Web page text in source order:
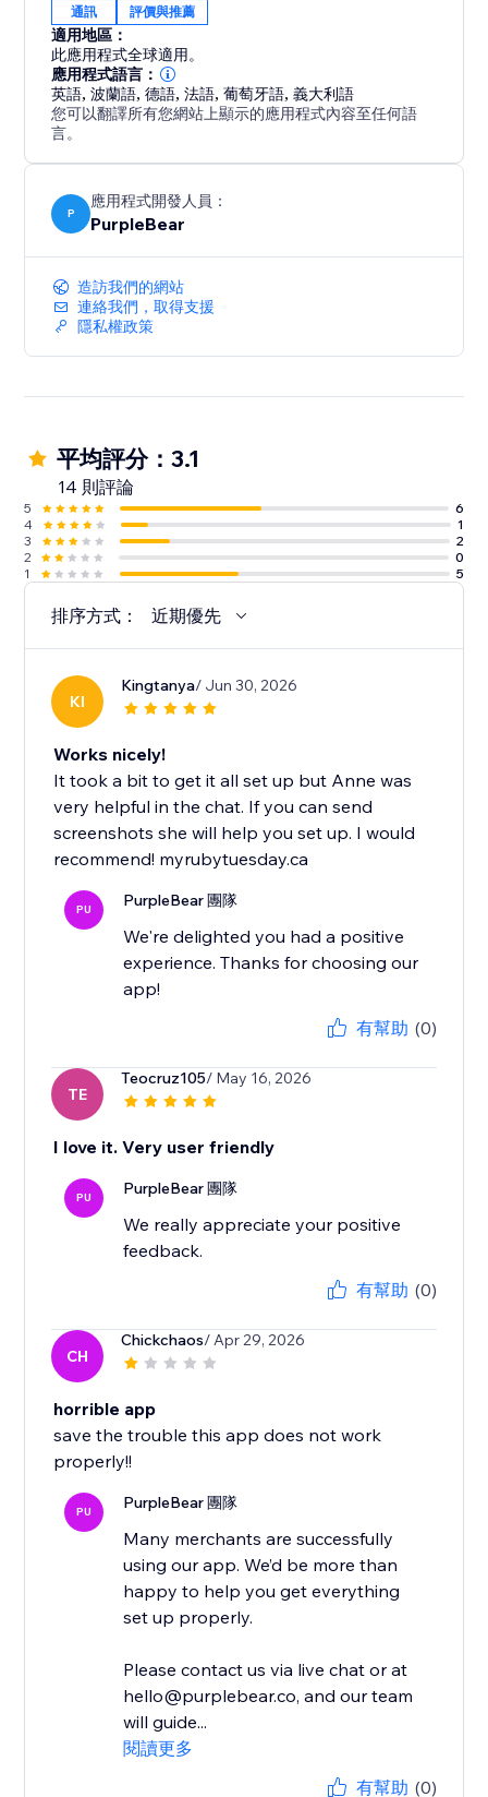
通訊 評價與推薦
適用地區：
此應用程式全球適用。
應用程式語言：
英語,波蘭語,德語,法語,葡萄牙語,義大利語
您可以翻譯所有您網站上顯示的應用程式內容至任何語
言。
P
應用程式開發人員：
PurpleBear
造訪我們的網站
連絡我們，取得支援
隱私權政策
平均評分：3.1
14 則評論
5
6
4
1
3
2
2
0
1
5
排序方式： 近期優先
KI
Kingtanya/ Jun 30, 2026
Works nicely!
It took a bit to get it all set up but Anne was
very helpful in the chat. If you can send
screenshots she will help you set up. I would
recommend! myrubytuesday.ca
PU PurpleBear 團隊
We're delighted you had a positive
experience. Thanks for choosing our
app!
有幫助 (0)
TE
Teocruz105/ May 16, 2026
I love it. Very user friendly
PU PurpleBear 團隊
We really appreciate your positive
feedback.
有幫助 (0)
CH
Chickchaos/ Apr 29, 2026
horrible app
save the trouble this app does not work
properly!!
PU PurpleBear 團隊
Many merchants are successfully
using our app. We’d be more than
happy to help you get everything
set up properly.
Please contact us via live chat or at
hello@purplebear.co, and our team
will guide...
閱讀更多
有幫助 (0)